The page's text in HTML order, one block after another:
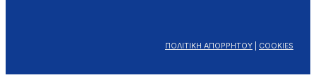
ΠΟΛΙΤΙΚΗ ΑΠΟΡΡΗΤΟΥ COOKIES